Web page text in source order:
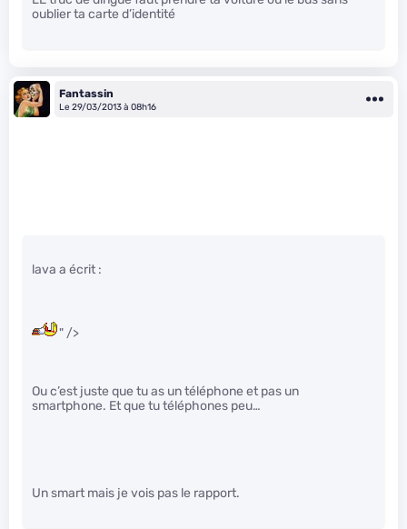
oublier ta carte d’identité
Fantassin
Le 29/03/2013 à 08h16
lava a écrit :
" />
Ou c’est juste que tu as un téléphone et pas un
smartphone. Et que tu téléphones peu…
Un smart mais je vois pas le rapport.